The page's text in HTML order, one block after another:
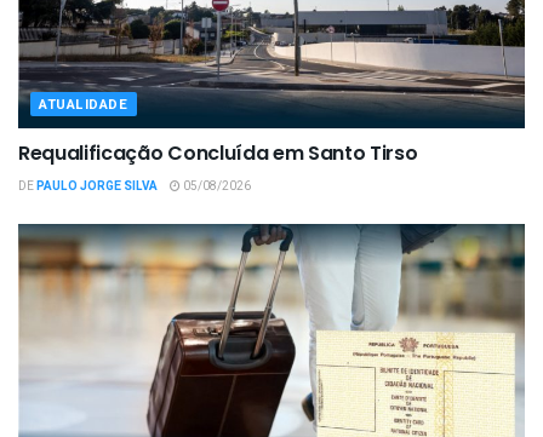
ATUALIDADE
Requalificação Concluída em Santo Tirso
DEPAULO JORGE SILVA 05/08/2026